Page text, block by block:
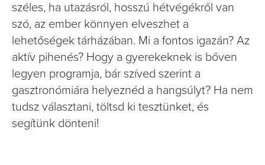
széles, ha utazásról, hosszú hétvégékről van
szó, az ember könnyen elveszhet a
lehetőségek tárházában. Mi a fontos igazán? Az
aktív pihenés? Hogy a gyerekeknek is bőven
legyen programja, bár szíved szerint a
gasztronómiára helyeznéd a hangsúlyt? Ha nem
tudsz választani, töltsd ki tesztünket, és
segítünk dönteni!